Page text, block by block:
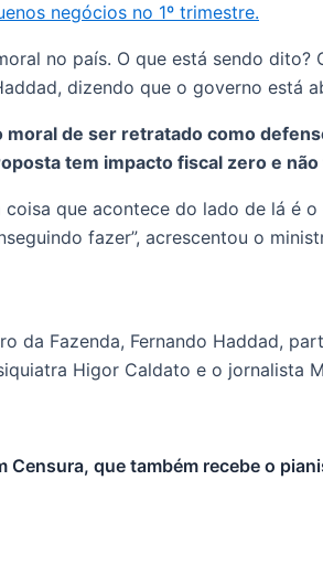
negócios no 1º trimestre.
no país. O que está sendo
dizendo que o governo
moral de ser retratado como
tem impacto fiscal zero e
que acontece do lado de lá é
fazer”, acrescentou o
Censura, que também recebe o